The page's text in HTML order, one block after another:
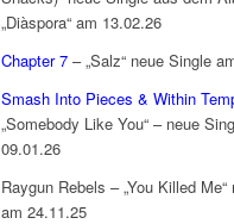
„Diàspora“ am 13.02.26
Chapter 7 – „Salz“ neue Single
Smash Into Pieces & Within
„Somebody Like You“ – neue
09.01.26
Raygun Rebels – „You Killed
am 24.11.25